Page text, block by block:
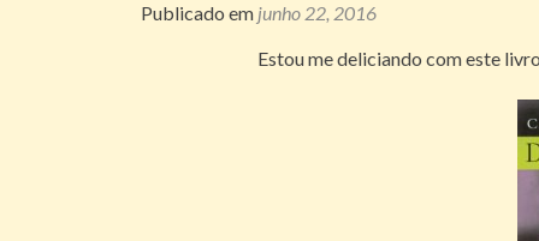
Publicado em junho 22, 2016
Estou me deliciando com este